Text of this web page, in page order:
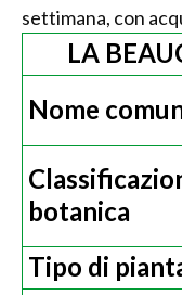
settimana, con
LA
Nome
botanica
Tipo di